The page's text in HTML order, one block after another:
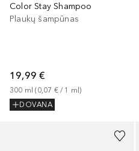
Color Stay Shampoo
Plaukų šampūnas
19,99 €
300 ml (0,07 € / 1 ml)
DOVANA